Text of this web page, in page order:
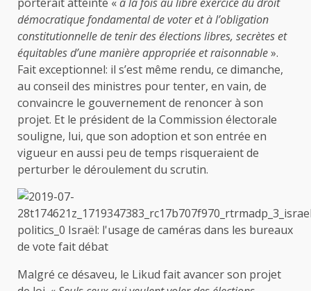
démocratique fondamental de voter et à l’obligation
constitutionnelle de tenir des élections libres, secrètes et
équitables d’une manière appropriée et raisonnable».
Fait exceptionnel: il s’est même rendu, ce dimanche,
au conseil des ministres pour tenter, en vain, de
convaincre le gouvernement de renoncer à son
projet. Et le président de la Commission électorale
souligne, lui, que son adoption et son entrée en
vigueur en aussi peu de temps risqueraient de
perturber le déroulement du scrutin.
Malgré ce désaveu, le Likud fait avancer son projet